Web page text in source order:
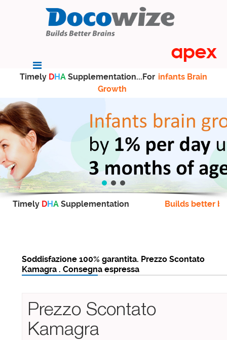
Timely DHA Supplementation...For infants Brain
Growth
Timely DHA Supplementation Builds better
Soddisfazione 100% garantita. Prezzo Scontato
Kamagra . Consegna espressa
Prezzo Scontato
Kamagra